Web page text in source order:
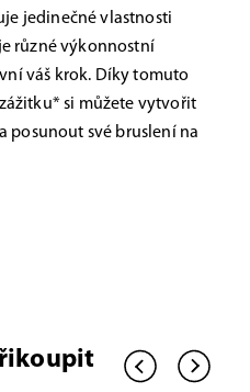
jedinečné vlastnosti
různé výkonnostní
váš krok. Díky tomuto
si můžete vytvořit
posunout své bruslení na